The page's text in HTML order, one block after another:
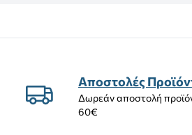
Αποστολές
Δωρεάν αποστολή
60€